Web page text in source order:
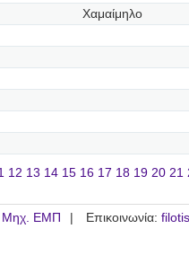
Χαμαίμηλο
12 13 14 15 16 17 18 19 20 21
Μηχ. ΕΜΠ Επικοινωνία: